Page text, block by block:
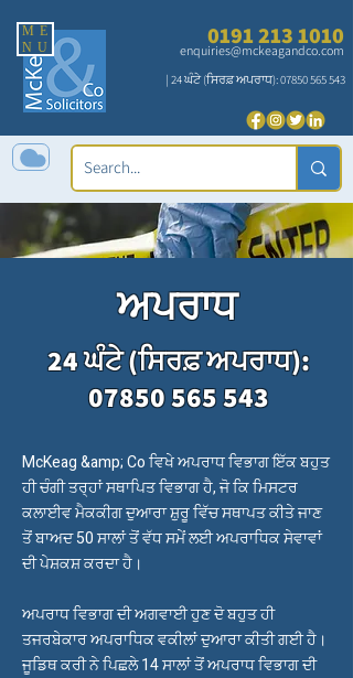
ME
NU
0191 213 1010
enquiries@mckeagandco.com
| 24 ਘੰਟੇ (ਸਿਰਫ਼ ਅਪਰਾਧ):07850 565 543
ਅਪਰਾਧ
24 ਘੰਟੇ (ਸਿਰਫ਼ ਅਪਰਾਧ):
07850 565 543
McKeag &amp; Co ਵਿਖੇ ਅਪਰਾਧ ਵਿਭਾਗ ਇੱਕ ਬਹੁਤ
ਹੀ ਚੰਗੀ ਤਰ੍ਹਾਂ ਸਥਾਪਿਤ ਵਿਭਾਗ ਹੈ, ਜੋ ਕਿ ਮਿਸਟਰ
ਕਲਾਈਵ ਮੈਕਕੀਗ ਦੁਆਰਾ ਸ਼ੁਰੂ ਵਿੱਚ ਸਥਾਪਤ ਕੀਤੇ ਜਾਣ
ਤੋਂ ਬਾਅਦ 50 ਸਾਲਾਂ ਤੋਂ ਵੱਧ ਸਮੇਂ ਲਈ ਅਪਰਾਧਿਕ ਸੇਵਾਵਾਂ
ਦੀ ਪੇਸ਼ਕਸ਼ ਕਰਦਾ ਹੈ।
ਅਪਰਾਧ ਵਿਭਾਗ ਦੀ ਅਗਵਾਈ ਹੁਣ ਦੋ ਬਹੁਤ ਹੀ
ਤਜਰਬੇਕਾਰ ਅਪਰਾਧਿਕ ਵਕੀਲਾਂ ਦੁਆਰਾ ਕੀਤੀ ਗਈ ਹੈ।
ਜੂਡਿਥ ਕਰੀ ਨੇ ਪਿਛਲੇ 14 ਸਾਲਾਂ ਤੋਂ ਅਪਰਾਧ ਵਿਭਾਗ ਦੀ